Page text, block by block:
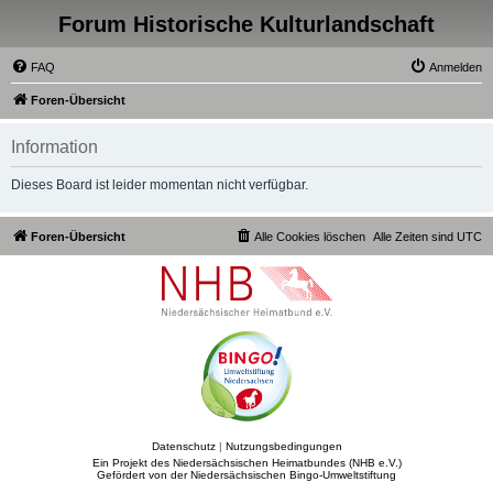
Forum Historische Kulturlandschaft
FAQ Anmelden
Foren-Übersicht
Information
Dieses Board ist leider momentan nicht verfügbar.
Foren-Übersicht Alle Zeiten sind UTC
Alle Cookies löschen
Datenschutz| Nutzungsbedingungen
Ein Projekt des Niedersächsischen Heimatbundes (NHB e.V.)
Gefördert von der Niedersächsischen Bingo-Umweltstiftung